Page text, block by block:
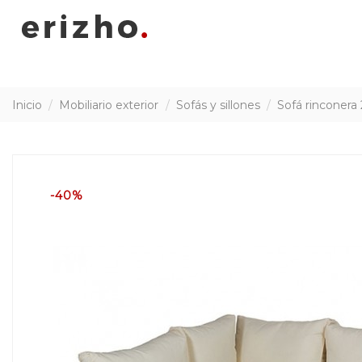
Inicio Mobiliario exterior Sofás y sillones Sofá
-40%